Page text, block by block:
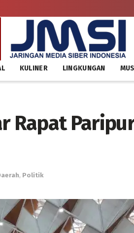
KULINER LINGKUNGAN
Rapat
, Politik